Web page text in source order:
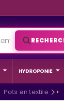
HYDROPONIE
Pots en textile